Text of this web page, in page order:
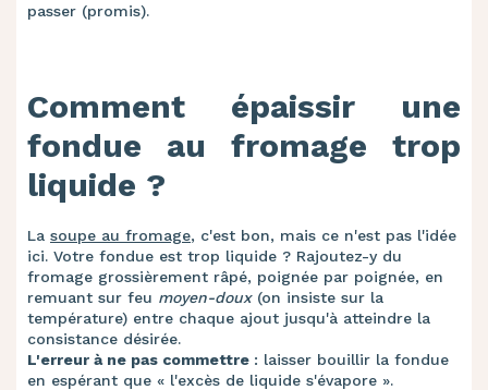
passer (promis).
Comment épaissir une
fondue au fromage trop
liquide ?
La soupe au fromage, c'est bon, mais ce n'est pas l'idée
ici. Votre fondue est trop liquide ? Rajoutez-y du
fromage grossièrement râpé, poignée par poignée, en
remuant sur feu moyen-doux(on insiste sur la
température) entre chaque ajout jusqu'à atteindre la
consistance désirée.
L'erreur à ne pas commettre : laisser bouillir la fondue
en espérant que « l'excès de liquide s'évapore ».